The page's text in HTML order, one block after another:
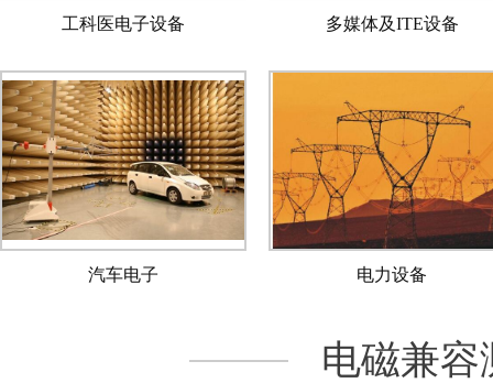
工科医电子设备 多媒体及ITE设备
汽车电子 电力设备
电磁兼容